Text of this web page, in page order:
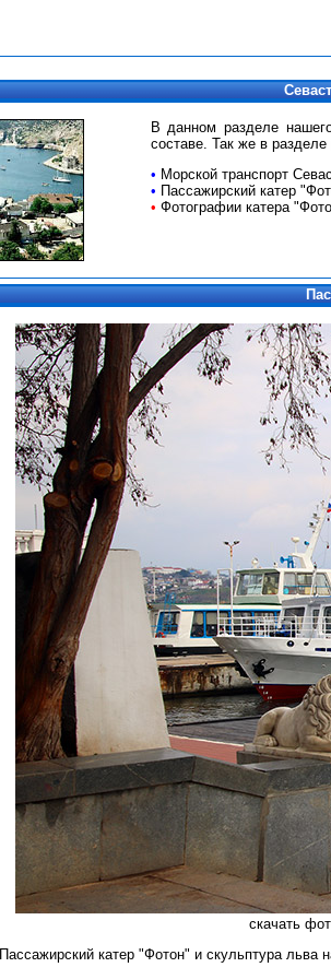
В данном разделе
составе. Так же в
• Морской транспорт
• Пассажирский катер
• Фотографии катера
скачать
Пассажирский катер "Фотон" и скульптура льва